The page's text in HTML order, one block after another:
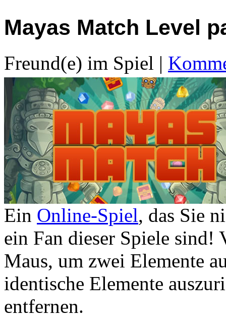
Mayas Match Level
Freund(e) im Spiel |
Ein Online-Spiel, das Sie
ein Fan dieser Spiele sind!
Maus, um zwei Elemente
identische Elemente
entfernen.